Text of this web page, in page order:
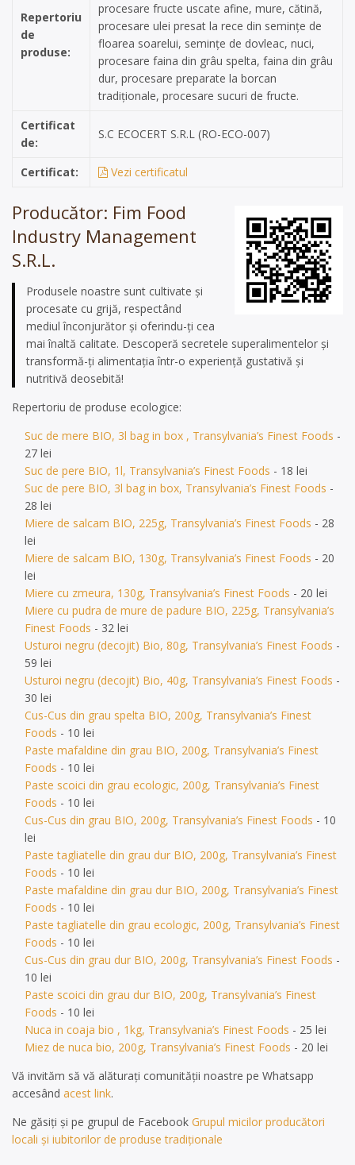
Repertoriu
de
produse:
procesare fructe uscate afine, mure, cătină,
procesare ulei presat la rece din semințe de
floarea soarelui, semințe de dovleac, nuci,
procesare faina din grâu spelta, faina din grâu
dur, procesare preparate la borcan
tradiționale, procesare sucuri de fructe.
Certificat
de:
S.C ECOCERT S.R.L (RO-ECO-007)
Certificat: Vezi certificatul
Producător: Fim Food
Industry Management
S.R.L.
Produsele noastre sunt cultivate și
procesate cu grijă, respectând
mediul înconjurător și oferindu-ți cea
mai înaltă calitate. Descoperă secretele superalimentelor și
transformă-ți alimentația într-o experiență gustativă și
nutritivă deosebită!
Repertoriu de produse ecologice:
Suc de mere BIO, 3l bag in box , Transylvania’s Finest Foods -
27 lei
Suc de pere BIO, 1l, Transylvania’s Finest Foods - 18 lei
Suc de pere BIO, 3l bag in box, Transylvania’s Finest Foods -
28 lei
Miere de salcam BIO, 225g, Transylvania’s Finest Foods - 28
lei
Miere de salcam BIO, 130g, Transylvania’s Finest Foods - 20
lei
Miere cu zmeura, 130g, Transylvania’s Finest Foods - 20 lei
Miere cu pudra de mure de padure BIO, 225g, Transylvania’s
Finest Foods - 32 lei
Usturoi negru (decojit) Bio, 80g, Transylvania’s Finest Foods -
59 lei
Usturoi negru (decojit) Bio, 40g, Transylvania’s Finest Foods -
30 lei
Cus-Cus din grau spelta BIO, 200g, Transylvania’s Finest
Foods - 10 lei
Paste mafaldine din grau BIO, 200g, Transylvania’s Finest
Foods - 10 lei
Paste scoici din grau ecologic, 200g, Transylvania’s Finest
Foods - 10 lei
Cus-Cus din grau BIO, 200g, Transylvania’s Finest Foods - 10
lei
Paste tagliatelle din grau dur BIO, 200g, Transylvania’s Finest
Foods - 10 lei
Paste mafaldine din grau dur BIO, 200g, Transylvania’s Finest
Foods - 10 lei
Paste tagliatelle din grau ecologic, 200g, Transylvania’s Finest
Foods - 10 lei
Cus-Cus din grau dur BIO, 200g, Transylvania’s Finest Foods -
10 lei
Paste scoici din grau dur BIO, 200g, Transylvania’s Finest
Foods - 10 lei
Nuca in coaja bio , 1kg, Transylvania’s Finest Foods - 25 lei
Miez de nuca bio, 200g, Transylvania’s Finest Foods - 20 lei
Vă invităm să vă alăturați comunității noastre pe Whatsapp
accesând acest link.
Ne găsiți și pe grupul de Facebook Grupul micilor producători
locali și iubitorilor de produse tradiționale